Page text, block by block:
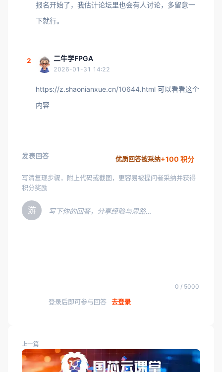
报名开始了，我估计论坛里也会有人讨论，多留意一
下就行。
2 二牛学FPGA
2026-01-31 14:22
https://z.shaonianxue.cn/10644.html 可以看看这个
内容
发表回答 优质回答被采纳+100 积分
写清复现步骤，附上代码或截图，更容易被提问者采纳并获得
积分奖励
游 写下你的回答，分享经验与思路…
0 / 5000
登录后即可参与回答 去登录
上一篇